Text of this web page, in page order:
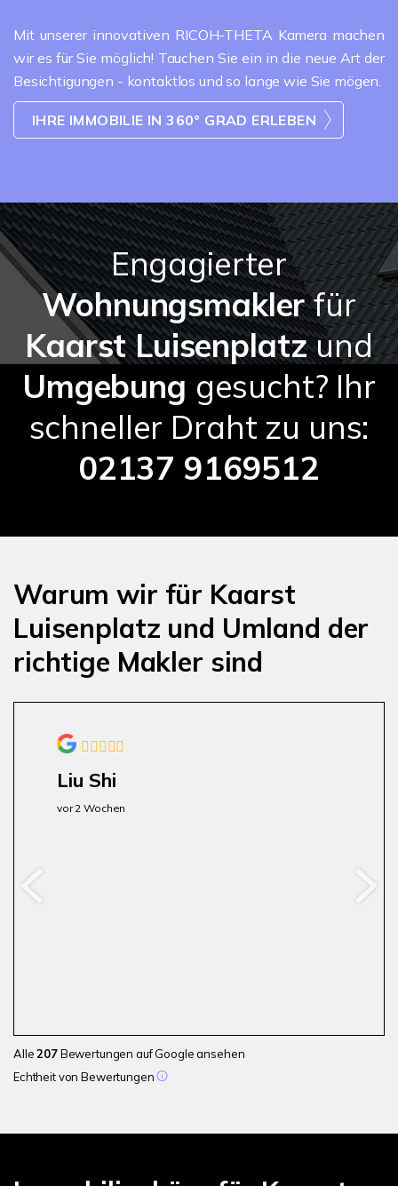
Mit unserer innovativen RICOH-THETA Kamera machen
wir es für Sie möglich! Tauchen Sie ein in die neue Art der
Besichtigungen - kontaktlos und so lange wie Sie mögen.
IHRE IMMOBILIE IN 360° GRAD ERLEBEN
Engagierter
Wohnungsmaklerfür
Kaarst Luisenplatzund
Umgebung gesucht? Ihr
schneller Draht zu uns:
02137 9169512
Warum wir für Kaarst
Luisenplatz und Umland der
richtige Makler sind
Liu Shi
vor 2 Wochen
Alle207Bewertungen auf Google ansehen
Echtheit von Bewertungen